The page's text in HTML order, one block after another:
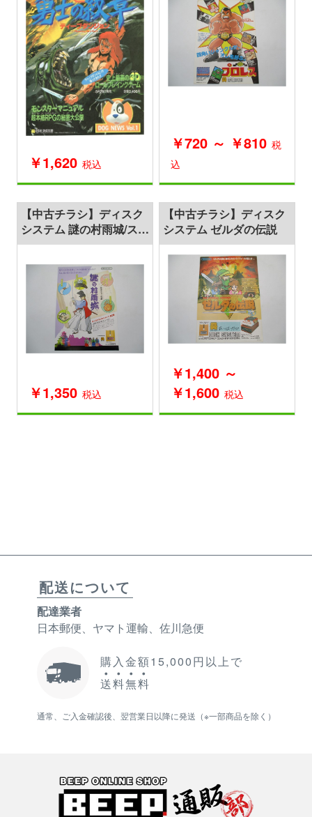
￥1,620 税込
￥720 ～ ￥810 税
込
【中古チラシ】ディスク
システム 謎の村雨城/スー
パーマリオブラザーズ2
￥1,350 税込
【中古チラシ】ディスク
システム ゼルダの伝説
￥1,400 ～
￥1,600 税込
配送について
配達業者
日本郵便、ヤマト運輸、佐川急便
購入金額15,000円以上で
送料無料
通常、ご入金確認後、翌営業日以降に発送（※一部商品を除く）